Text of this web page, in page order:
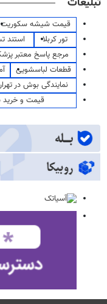
قیمت شیشه سکوریت
تور کربلا
استند
مرجع پاسخ معتبر
قطعات لباسشویی
نمایندگی بوش در
قیمت و خرید